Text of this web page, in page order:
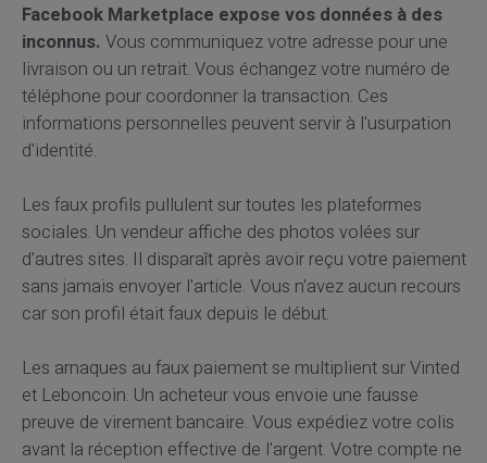
Facebook Marketplace expose vos données à des
inconnus. Vous communiquez votre adresse pour une
livraison ou un retrait. Vous échangez votre numéro de
téléphone pour coordonner la transaction. Ces
informations personnelles peuvent servir à l'usurpation
d'identité.
Les faux profils pullulent sur toutes les plateformes
sociales. Un vendeur affiche des photos volées sur
d'autres sites. Il disparaît après avoir reçu votre paiement
sans jamais envoyer l'article. Vous n'avez aucun recours
car son profil était faux depuis le début.
Les arnaques au faux paiement se multiplient sur Vinted
et Leboncoin. Un acheteur vous envoie une fausse
preuve de virement bancaire. Vous expédiez votre colis
avant la réception effective de l'argent. Votre compte ne